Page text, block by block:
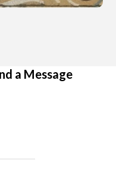
a Message